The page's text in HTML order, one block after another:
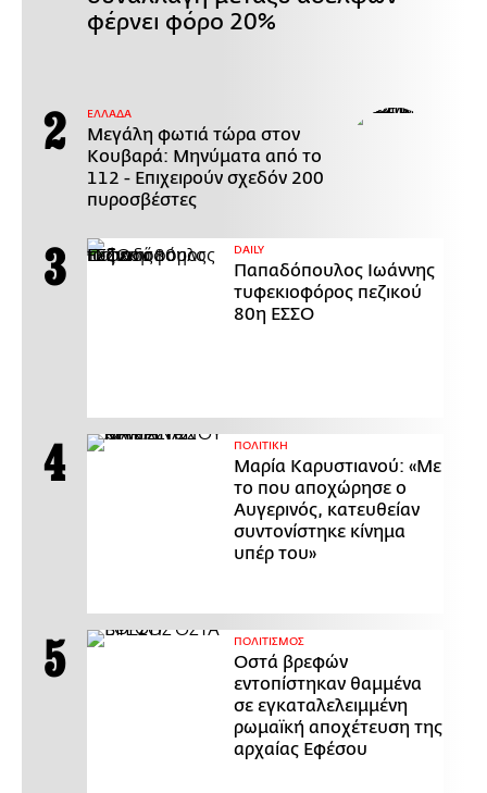
φέρνει φόρο 20%
ΕΛΛΑΔΑ
Μεγάλη φωτιά τώρα στον
Κουβαρά: Μηνύματα από το
112 - Επιχειρούν σχεδόν 200
πυροσβέστες
DAILY
Παπαδόπουλος Ιωάννης
τυφεκιοφόρος πεζικού
80η ΕΣΣΟ
ΠΟΛΙΤΙΚΗ
Μαρία Καρυστιανού: «Με
το που αποχώρησε ο
Αυγερινός, κατευθείαν
συντονίστηκε κίνημα
υπέρ του»
ΠΟΛΙΤΙΣΜΟΣ
Οστά βρεφών
εντοπίστηκαν θαμμένα
σε εγκαταλελειμμένη
ρωμαϊκή αποχέτευση της
αρχαίας Εφέσου